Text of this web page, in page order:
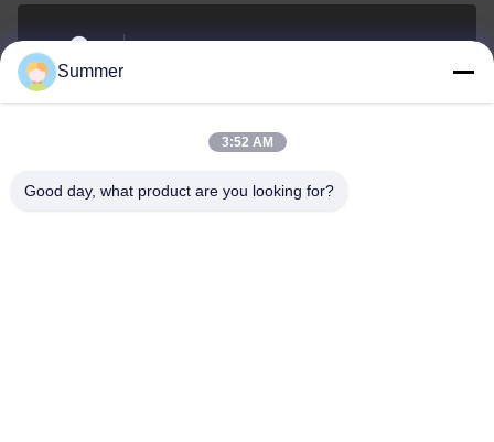
주소
이메일
sale2@zhejiangyuhao.com
Summer
3:52 AM
Good day, what product are you looking for?